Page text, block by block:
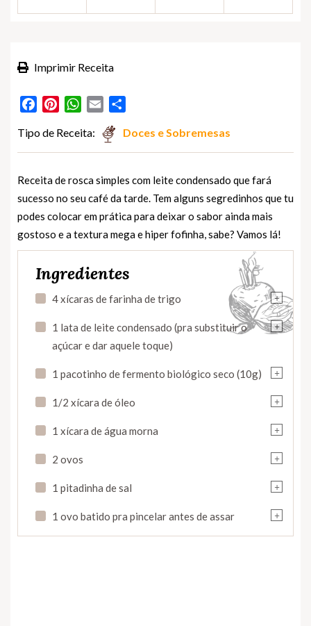
Imprimir Receita
FacebookPinterestWhatsApp
Email
Tipo de Receita: Doces e Sobremesas
Receita de rosca simples com leite condensado que fará
sucesso no seu café da tarde. Tem alguns segredinhos que tu
podes colocar em prática para deixar o sabor ainda mais
gostoso e a textura mega e hiper fofinha, sabe? Vamos lá!
Ingredientes
+
4 xícaras de farinha de trigo
+
1 lata de leite condensado (pra substituir o
açúcar e dar aquele toque)
+
1 pacotinho de fermento biológico seco (10g)
+
1/2 xícara de óleo
+
1 xícara de água morna
+
2 ovos
+
1 pitadinha de sal
+
1 ovo batido pra pincelar antes de assar